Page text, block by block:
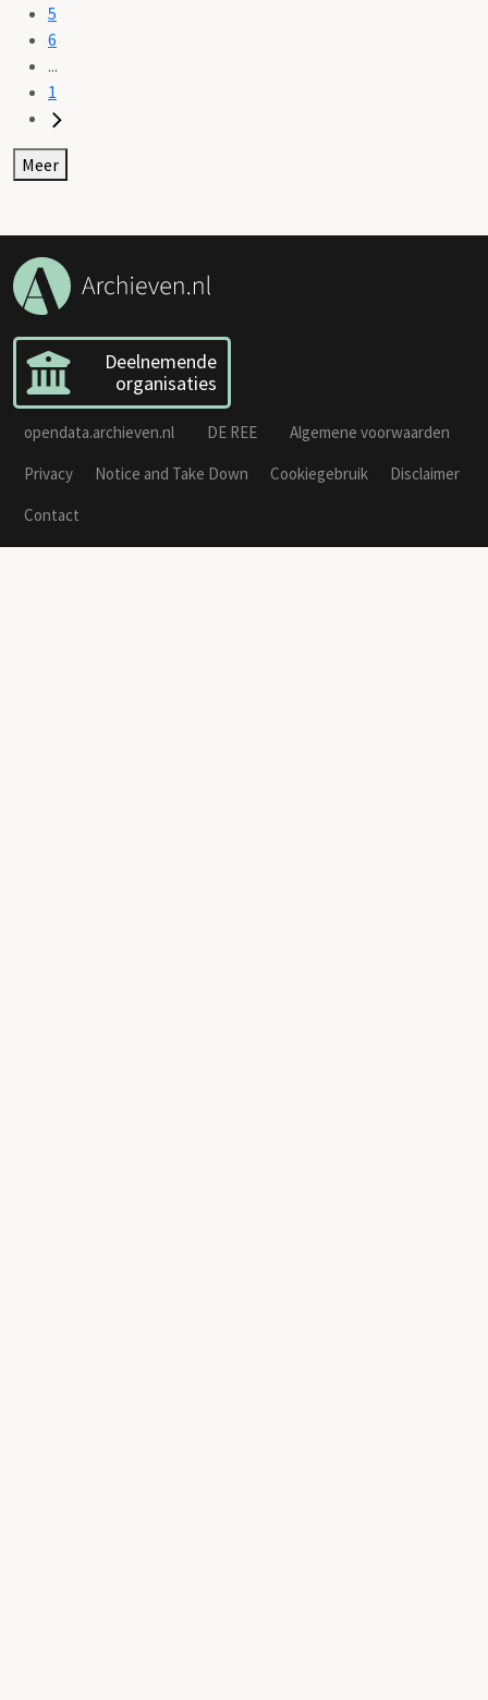
5
6
...
1
Meer
Deelnemende
organisaties
opendata.archieven.nl DE REE
Algemene voorwaarden
Privacy
Notice and Take Down Cookiegebruik
Disclaimer
Contact